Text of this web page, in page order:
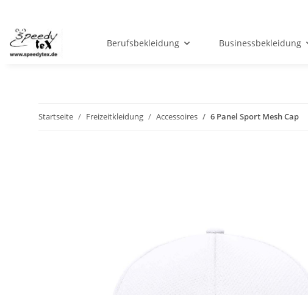
Berufsbekleidung Businessbekleidung
Startseite Freizeitkleidung Accessoires 6 Panel Sport Mesh Cap